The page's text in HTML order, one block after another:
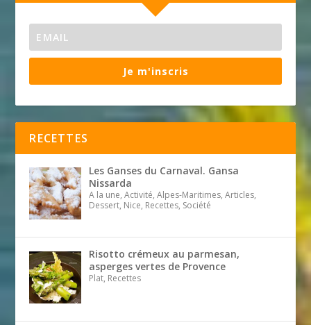
Je m'inscris
RECETTES
Les Ganses du Carnaval. Gansa
Nissarda
A la une, Activité, Alpes-Maritimes, Articles,
Dessert, Nice, Recettes, Société
Risotto crémeux au parmesan,
asperges vertes de Provence
Plat, Recettes